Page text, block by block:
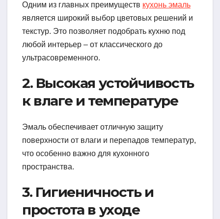
Одним из главных преимуществ кухонь эмаль
является широкий выбор цветовых решений и
текстур. Это позволяет подобрать кухню под
любой интерьер – от классического до
ультрасовременного.
2. Высокая устойчивость
к влаге и температуре
Эмаль обеспечивает отличную защиту
поверхности от влаги и перепадов температур,
что особенно важно для кухонного
пространства.
3. Гигиеничность и
простота в уходе